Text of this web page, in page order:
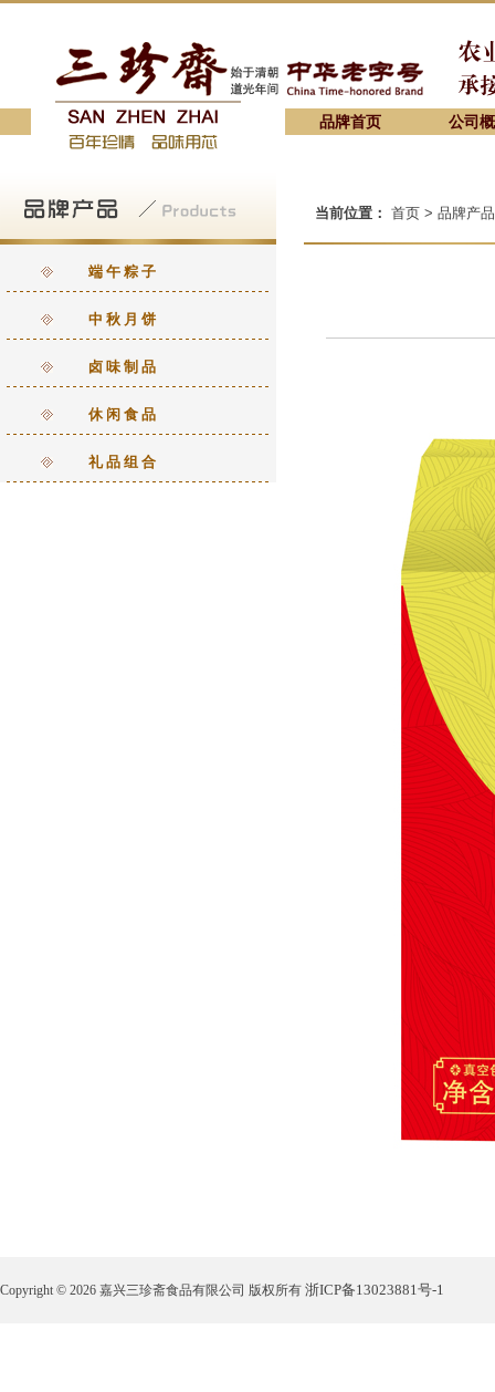
品牌首页 公司
端午粽子
中秋月饼
卤味制品
休闲食品
礼品组合
当前位置： 首页 > 品牌产
Copyright © 2026 嘉兴三珍斋食品有限公司 版权所有 浙ICP备13023881号-1